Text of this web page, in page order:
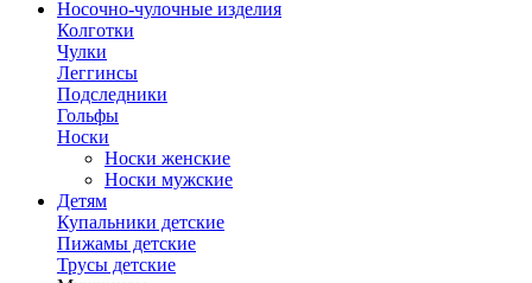
Носочно-чулочные изделия
Колготки
Чулки
Леггинсы
Подследники
Гольфы
Носки
Носки женские
Носки мужские
Детям
Купальники детские
Пижамы детские
Трусы детские